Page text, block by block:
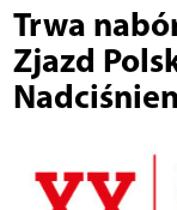
Trwa
Zjazd